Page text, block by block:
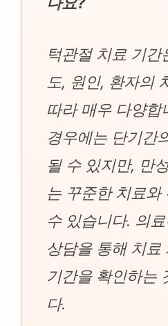
턱관절 치료 기간
도, 원인, 환자의
따라 매우 다양합
경우에는 단기간
될 수 있지만, 만
는 꾸준한 치료와
수 있습니다. 의
상담을 통해 치료
기간을 확인하는
다.